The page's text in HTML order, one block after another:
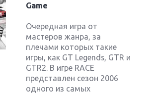
Game
Очередная игра от
мастеров жанра, за
плечами которых такие
игры, как GT Legends, GTR и
GTR2. В игре RACE
представлен сезон 2006
одного из самых